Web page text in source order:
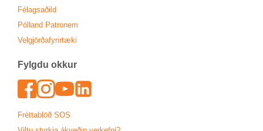
Fé­lags­að­ild
Pól­land Patronem
Vel­gjörða­fyr­ir­tæki
Fylgdu okk­ur
Face­book
In­sta­gram
Youtu­be
Lin­ked­In
Frétta­blöð SOS